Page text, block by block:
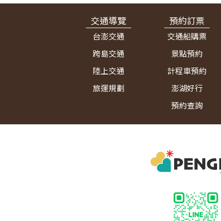
交通導覽
台澎交通
跨島交通
陸上交通
旅運規劃
預約訂票
交通船購票
景點預約
計程車預約
澎湖好行
預約查詢